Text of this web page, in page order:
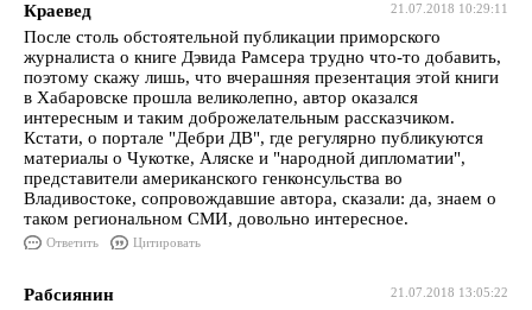
21.07.2018 10:29:11
Краевед
После столь обстоятельной публикации приморского
журналиста о книге Дэвида Рамсера трудно что-то добавить,
поэтому скажу лишь, что вчерашняя презентация этой книги
в Хабаровске прошла великолепно, автор оказался
интересным и таким доброжелательным рассказчиком.
Кстати, о портале "Дебри ДВ", где регулярно публикуются
материалы о Чукотке, Аляске и "народной дипломатии",
представители американского генконсульства во
Владивостоке, сопровождавшие автора, сказали: да, знаем о
таком региональном СМИ, довольно интересное.
Ответить Цитировать
21.07.2018 13:05:22
Рабсиянин